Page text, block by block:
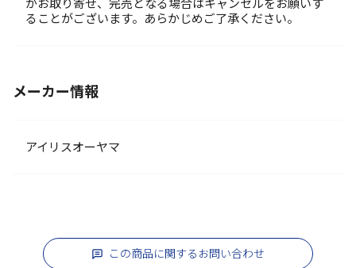
がお取り寄せ、完売となる場合はキャンセルをお願いす
ることがございます。あらかじめご了承ください。
メーカー情報
アイリスオーヤマ
この商品に関するお問い合わせ